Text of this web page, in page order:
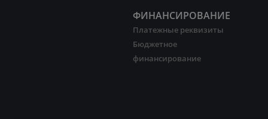
ФИНАНСИРОВАНИЕ
Платежные реквизиты
Бюджетное
финансирование